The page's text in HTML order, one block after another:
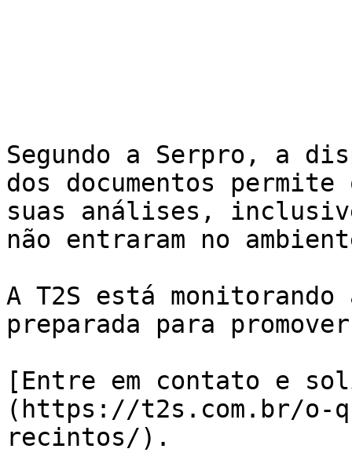
Segundo a Serpro, a
dos documentos
suas análises,
não entraram no
A T2S está
preparada para
[Entre em contato e
(https://t2s.com.br/o-
recintos/).